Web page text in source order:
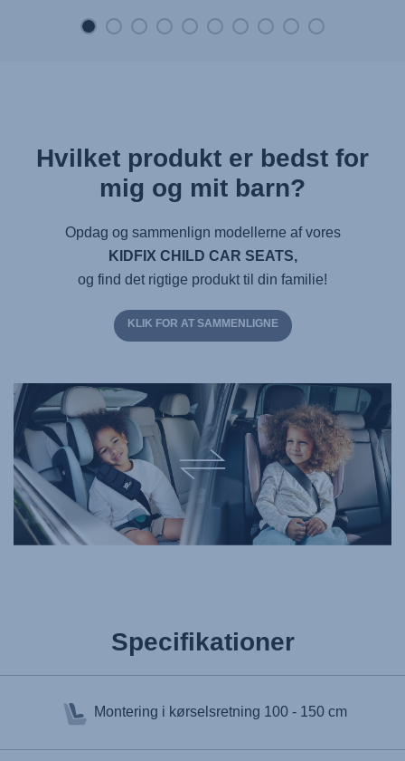
Hvilket produkt er bedst for
mig og mit barn?
Opdag og sammenlign modellerne af vores
KIDFIX CHILD CAR SEATS,
og find det rigtige produkt til din familie!
KLIK FOR AT SAMMENLIGNE
Specifikationer
Montering i kørselsretning 100 - 150 cm